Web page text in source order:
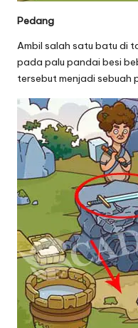
Pedang
Ambil salah satu batu di
pada palu pandai besi
tersebut menjadi sebuah